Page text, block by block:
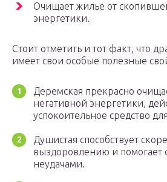
Очищает жилье от
энергетики.
Стоит отметить и тот факт, что
имеет свои особые полезные
Деремская прекрасно
негативной энергетики,
успокоительное средство
Душистая способствует
выздоровлению и помогает
неудачами.